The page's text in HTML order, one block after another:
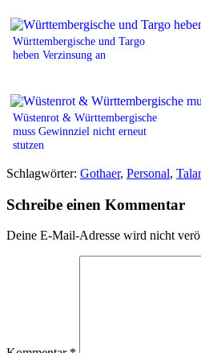
Württembergische und Targo
heben Verzinsung an
Wüstenrot & Württembergische
muss Gewinnziel nicht erneut
stutzen
Schlagwörter: Gothaer, Personal,
Schreibe einen Kommentar
Deine E-Mail-Adresse wird nicht